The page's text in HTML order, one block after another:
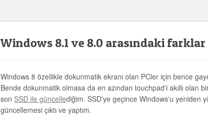
Windows 8.1 ve 8.0 arasındaki farklar
Windows 8 özellikle dokunmatik ekranı olan PCler için bence
Bende dokunmatik olmasa da en azından touchpad'i akıllı olan
son SSD ile güncellediğim. SSD'ye geçince Windows'u yeniden
güncellemesi çıktı ve yaptım.